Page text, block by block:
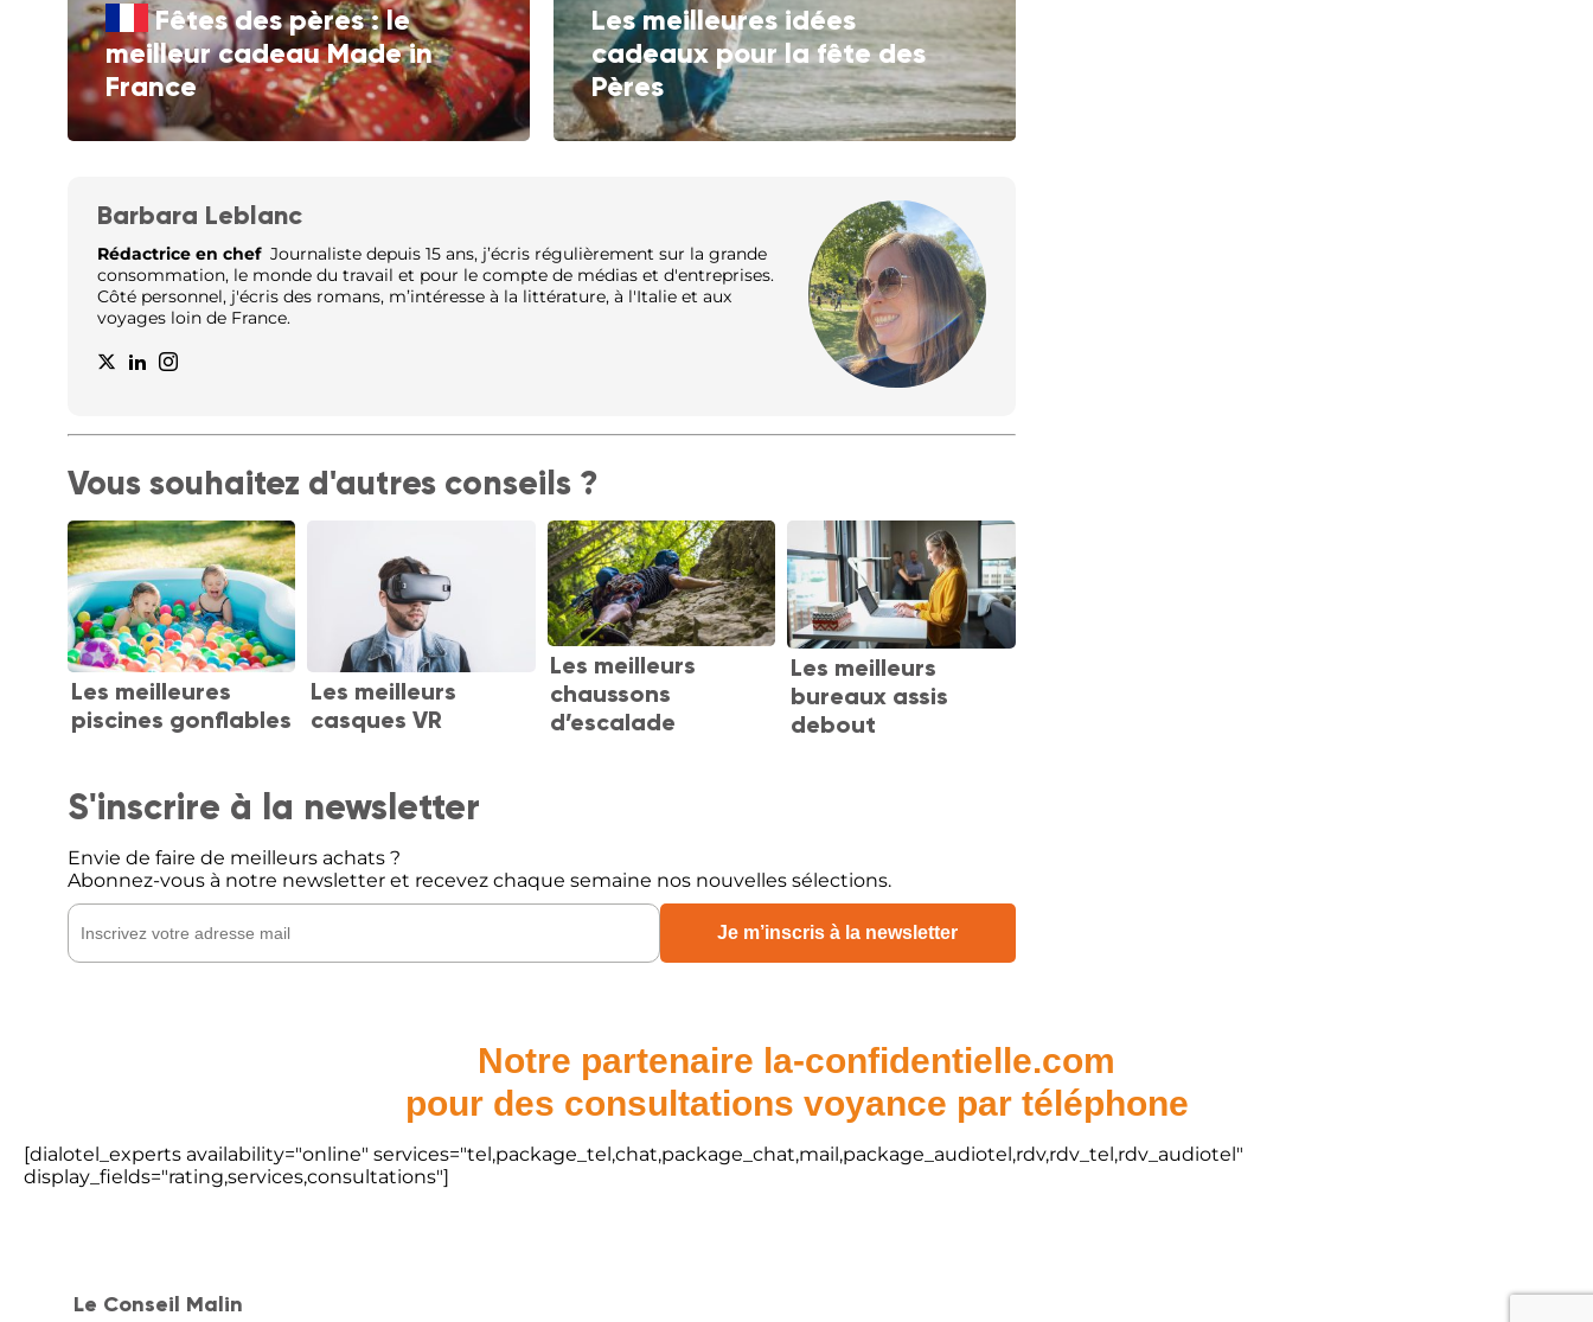
Fêtes des pères : le
meilleur cadeau Made in
France
Les meilleures idées
cadeaux pour la fête des
Pères
Barbara Leblanc
Rédactrice en chefJournaliste depuis 15 ans, j’écris régulièrement sur la grande
consommation, le monde du travail et pour le compte de médias et d'entreprises.
Côté personnel, j'écris des romans, m’intéresse à la littérature, à l'Italie et aux
voyages loin de France.
Vous souhaitez d'autres conseils ?
Les meilleures
piscines gonflables
Les meilleurs
casques VR
Les meilleurs
chaussons
d’escalade
Les meilleurs
bureaux assis
debout
S'inscrire à la newsletter
Envie de faire de meilleurs achats ?
Abonnez-vous à notre newsletter et recevez chaque semaine nos nouvelles sélections.
Notre partenaire la-confidentielle.com
pour des consultations voyance par téléphone
[dialotel_experts availability="online" services="tel,package_tel,chat,package_chat,mail,package_audiotel,rdv,rdv_tel,rdv_audiotel"
display_fields="rating,services,consultations"]
Le Conseil Malin